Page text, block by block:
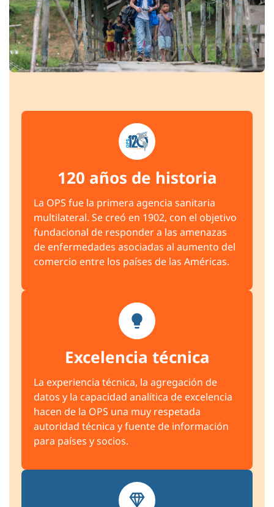
120 años de historia
La OPS fue la primera agencia sanitaria
multilateral. Se creó en 1902, con el objetivo
fundacional de responder a las amenazas
de enfermedades asociadas al aumento del
comercio entre los países de las Américas.
Excelencia técnica
La experiencia técnica, la agregación de
datos y la capacidad analítica de excelencia
hacen de la OPS una muy respetada
autoridad técnica y fuente de información
para países y socios.